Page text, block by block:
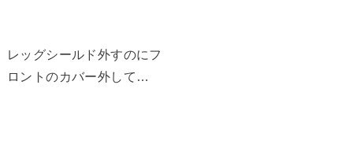
レッグシールド外すのにフ
ロントのカバー外して…